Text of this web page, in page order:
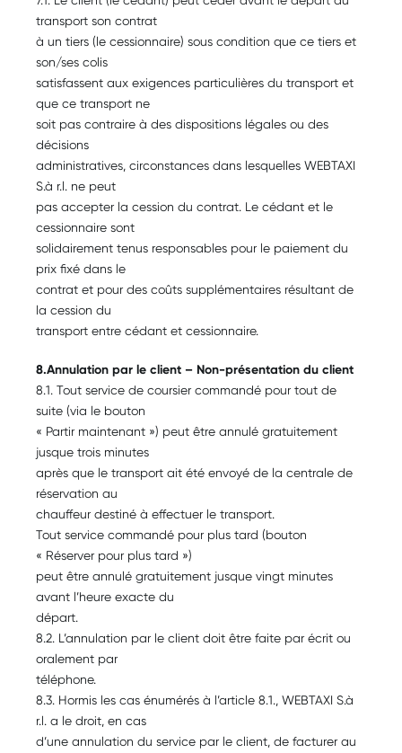
transport son contrat
à un tiers (le cessionnaire) sous condition que ce tiers et
son/ses colis
satisfassent aux exigences particulières du transport et
que ce transport ne
soit pas contraire à des dispositions légales ou des
décisions
administratives, circonstances dans lesquelles WEBTAXI
S.à r.l. ne peut
pas accepter la cession du contrat. Le cédant et le
cessionnaire sont
solidairement tenus responsables pour le paiement du
prix fixé dans le
contrat et pour des coûts supplémentaires résultant de
la cession du
transport entre cédant et cessionnaire.
8.Annulation par le client – Non-présentation du client
8.1. Tout service de coursier commandé pour tout de
suite (via le bouton
« Partir maintenant ») peut être annulé gratuitement
jusque trois minutes
après que le transport ait été envoyé de la centrale de
réservation au
chauffeur destiné à effectuer le transport.
Tout service commandé pour plus tard (bouton
« Réserver pour plus tard »)
peut être annulé gratuitement jusque vingt minutes
avant l’heure exacte du
départ.
8.2. L’annulation par le client doit être faite par écrit ou
oralement par
téléphone.
8.3. Hormis les cas énumérés à l’article 8.1., WEBTAXI S.à
r.l. a le droit, en cas
d’une annulation du service par le client, de facturer au